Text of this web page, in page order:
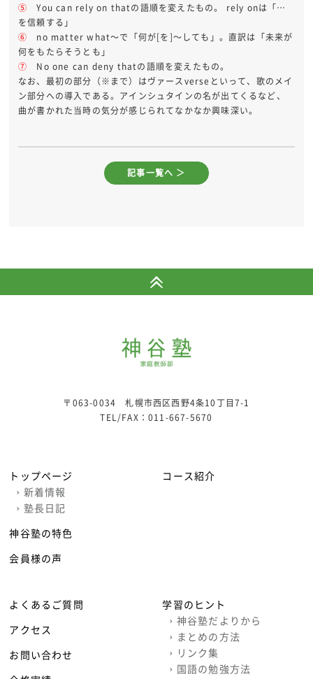
⑤ You can rely on thatの語順を変えたもの。 rely onは「…
を信頼する」
⑥ no matter what～で「何が[を]～しても」。直訳は「未来が
何をもたらそうとも」
⑦ No one can deny thatの語順を変えたもの。
なお、最初の部分（※まで）はヴァースverseといって、歌のメイ
ン部分への導入である。アインシュタインの名が出てくるなど、
曲が書かれた当時の気分が感じられてなかなか興味深い。
記事一覧へ ＞
〒063-0034 札幌市西区西野4条10丁目7-1
TEL/FAX：011-667-5670
トップページ
› 新着情報
› 塾長日記
神谷塾の特色
会員様の声
コース紹介
よくあるご質問
アクセス
お問い合わせ
学習のヒント
› 神谷塾だよりから
› まとめの方法
› リンク集
› 国語の勉強方法